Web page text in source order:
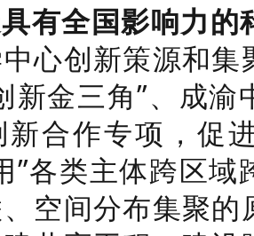
有全国影响力的
心创新策源和
新金三角”、成
新合作专项，促
”各类主体跨区
空间分布集聚